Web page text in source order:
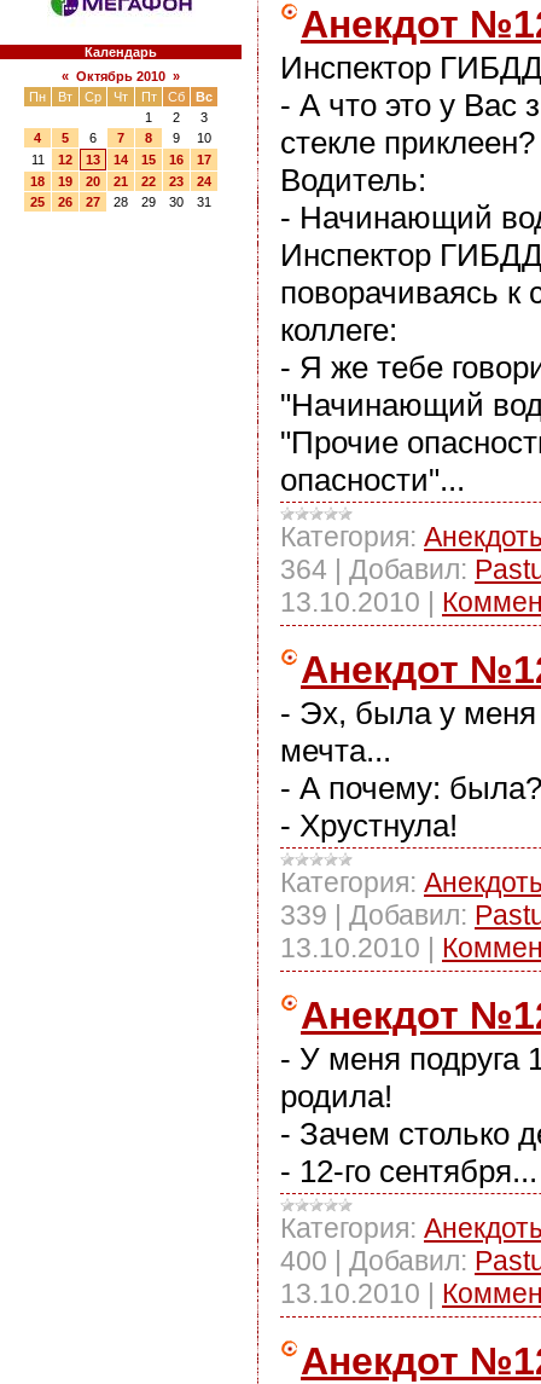
Календарь
« Октябрь 2010 »
Пн
Вт Ср Чт Пт Сб
Вс
1
2
3
4
5 6 7 8 9
10
11
12 13 14 15 16
17
18
19 20 21 22 23
24
25
26 27 28 29 30 31
Анекдот
Инспектор
- А что это у Вас
стекле приклеен?
Водитель:
- Начинающий
Инспектор
поворачиваясь к
коллеге:
- Я же тебе
"Начинающий
"Прочие
опасности"...
Категория:
364 | Добавил:
13.10.2010 |
Анекдот
- Эх, была у меня
мечта...
- А почему: была?
- Хрустнула!
Категория:
339 | Добавил:
13.10.2010 |
Анекдот
- У меня подруга
родила!
- Зачем столько
- 12-го сентября...
Категория:
400 | Добавил:
13.10.2010 |
Анекдот